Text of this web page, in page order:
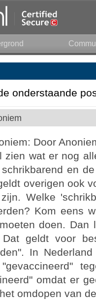
onderstaande
Door
zien wat er nog
en
overigen ook
Welke
Kom eens
doen.
geldt voor
In
omdat er
omdopen van